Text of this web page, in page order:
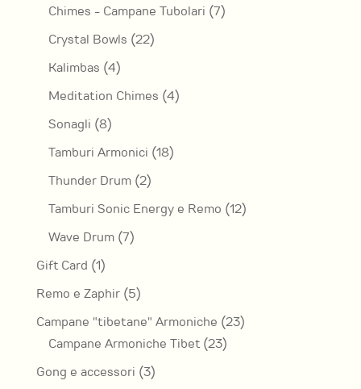
Chimes - Campane Tubolari 77
Crystal Bowls 2222
Kalimbas 44
prodotti
Meditation Chimes 44
Sonagli 88
prodotti
Tamburi Armonici 1818
Thunder Drum 22
prodotti
Tamburi Sonic Energy e Remo 1212
Wave Drum 77
Gift Card 11
prodotto
Remo e Zaphir 55
prodotti
Campane "tibetane" Armoniche 2323
Campane Armoniche Tibet 2323
Gong e accessori 33